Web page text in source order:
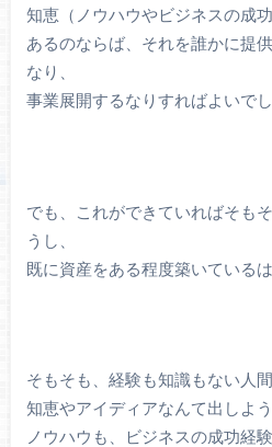
知恵（ノウハウやビジネスの成
あるのならば、それを誰かに提
なり、
事業展開するなりすればよいでし
でも、これができていればそも
うし、
既に資産をある程度築いているは
そもそも、経験も知識もない人
知恵やアイディアなんて出しよう
ノウハウも、ビジネスの成功経